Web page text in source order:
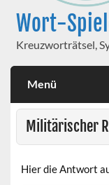
Wort-
Kreuzworträtsel,
Menü
Militärischer
Hier die Antwort